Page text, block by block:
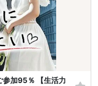
参加95％ 【生活力